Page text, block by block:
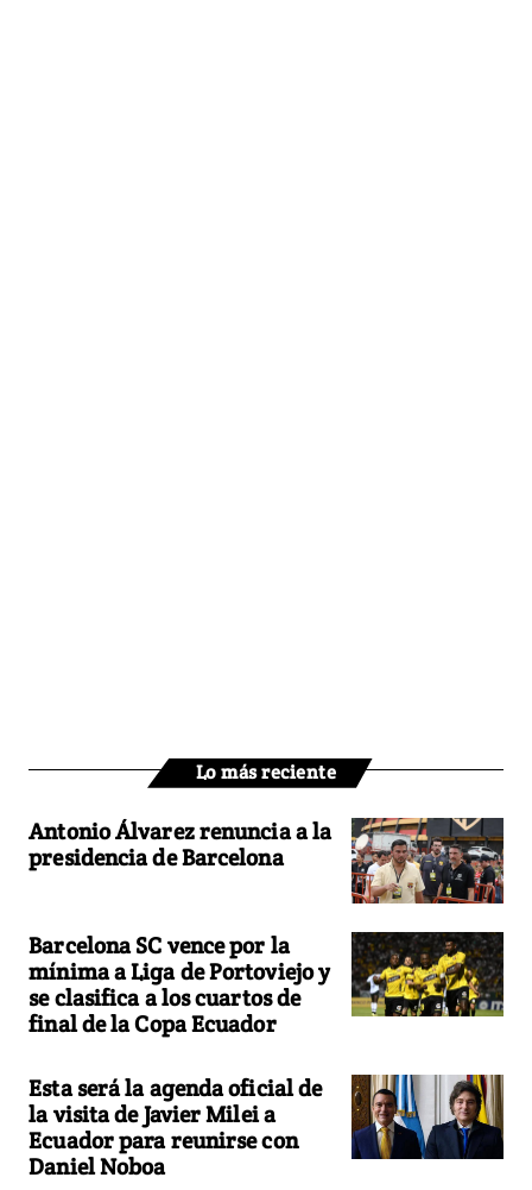
Lo más reciente
Antonio Álvarez renuncia a la
presidencia de Barcelona
Barcelona SC vence por la
mínima a Liga de Portoviejo y
se clasifica a los cuartos de
final de la Copa Ecuador
Esta será la agenda oficial de
la visita de Javier Milei a
Ecuador para reunirse con
Daniel Noboa